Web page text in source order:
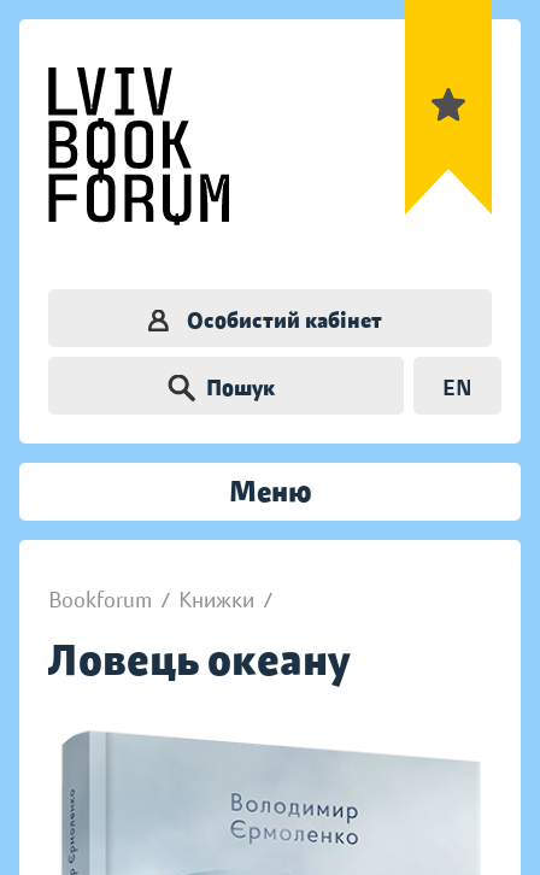
Особистий кабінет
Пошук EN
Меню
Bookforum / Книжки /
Ловець океану